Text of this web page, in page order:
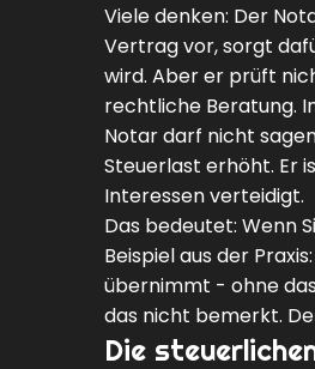
Viele denken: Der
Vertrag vor, sorgt
wird. Aber er prüft
rechtliche Beratung.
Notar darf nicht
Steuerlast erhöht. Er
Interessen verteidigt.
Das bedeutet: Wenn
Beispiel aus der
übernimmt - ohne
das nicht bemerkt.
Die